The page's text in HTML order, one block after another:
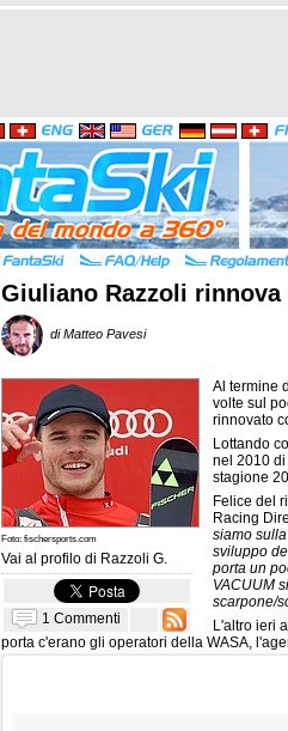
Giuliano Razzoli rinnova
di Matteo Pavesi
Foto: fischersports.com
Vai al profilo di Razzoli G.
1 Commenti
Al termine
volte sul
rinnovato
Lottando
nel 2010
stagione
Felice del
Racing
siamo
sviluppo
porta un
VACUUM
scarpone/
L'altro ieri
porta c'erano gli operatori della WASA,